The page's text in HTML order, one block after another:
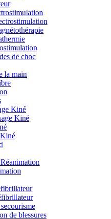
de choc
la main
Kiné
Kiné
de blessures